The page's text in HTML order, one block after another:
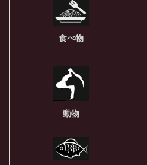
食べ物
動物